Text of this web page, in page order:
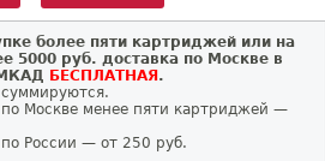
более пяти картриджей или на
5000 руб. доставка по Москве в
БЕСПЛАТНАЯ .
Москве менее пяти картриджей —
России — от 250 руб.